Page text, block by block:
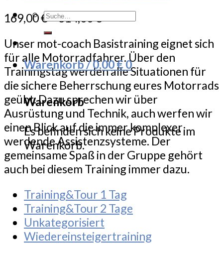
Suche
Warenkorb /0,00€0
Warenkorb
Es befinden sich keine Produkte im
Warenkorb.
169,00€–314,00€
Unser mot-coach Basistraining eignet sich
für alle Motorradfahrer. Über den
Trainingstag werden alle Situationen für
die sichere Beherrschung eures Motorrads
geübt. Dazu sprechen wir über
Ausrüstung und Technik, auch werfen wir
einen Blick auf die immer komplexer
werdende Assistenzsysteme. Der
gemeinsame Spaß in der Gruppe gehört
auch bei diesem Training immer dazu.
Training&Tour 1 Tag
Training&Tour 2 Tage
Unkategorisiert
Wiedereinsteigertraining